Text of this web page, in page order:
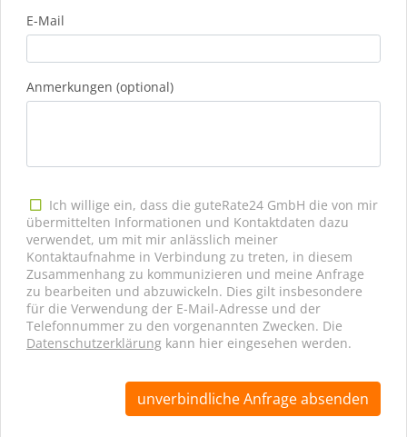
E-Mail
Anmerkungen (optional)
Ich willige ein, dass die guteRate24 GmbH die von mir
übermittelten Informationen und Kontaktdaten dazu
verwendet, um mit mir anlässlich meiner
Kontaktaufnahme in Verbindung zu treten, in diesem
Zusammenhang zu kommunizieren und meine Anfrage
zu bearbeiten und abzuwickeln. Dies gilt insbesondere
für die Verwendung der E-Mail-Adresse und der
Telefonnummer zu den vorgenannten Zwecken. Die
Datenschutzerklärung kann hier eingesehen werden.
unverbindliche Anfrage absenden